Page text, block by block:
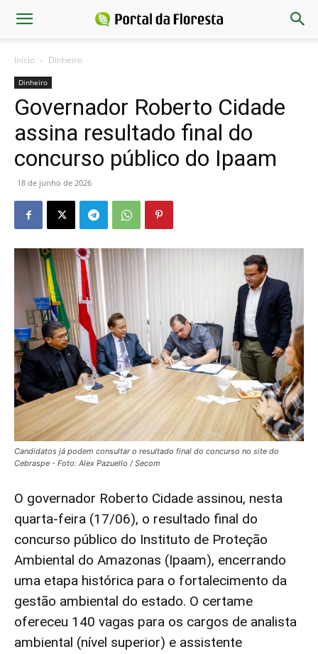
Início Dinheiro
Dinheiro
Governador Roberto Cidade
assina resultado final do
concurso público do Ipaam
18 de junho de 2026
Candidatos já podem consultar o resultado final do concurso no site do
Cebraspe - Foto: Alex Pazuello / Secom
O governador Roberto Cidade assinou, nesta
quarta-feira (17/06), o resultado final do
concurso público do Instituto de Proteção
Ambiental do Amazonas (Ipaam), encerrando
uma etapa histórica para o fortalecimento da
gestão ambiental do estado. O certame
ofereceu 140 vagas para os cargos de analista
ambiental (nível superior) e assistente